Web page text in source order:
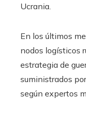
Ucrania.
En los últimos
nodos logísticos
estrategia de
suministrados
según expertos